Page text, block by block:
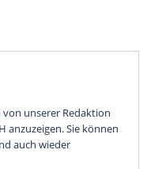
unserer Redaktion
anzuzeigen. Sie können
auch wieder